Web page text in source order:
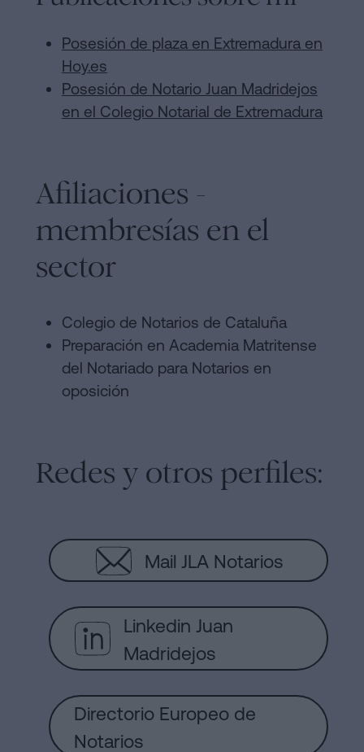
Posesión de plaza en Extremadura en
Hoy.es
Posesión de Notario Juan Madridejos
en el Colegio Notarial de Extremadura
Afiliaciones -
membresías en el
sector
Colegio de Notarios de Cataluña
Preparación en Academia Matritense
del Notariado para Notarios en
oposición
Redes y otros perfiles:
Mail JLA Notarios
Linkedin Juan
Madridejos
Directorio Europeo de
Notarios